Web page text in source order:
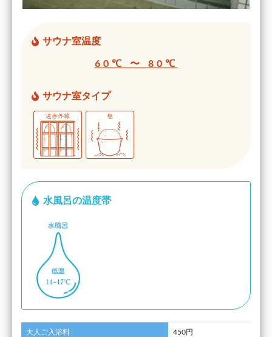
サウナ室温度
60℃ 〜 80℃
サウナ室タイプ
水風呂の温度帯
大人ご入浴料 450円